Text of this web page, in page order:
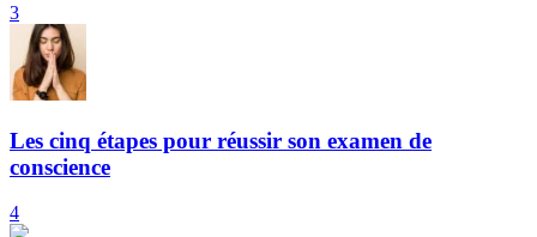
3
Les cinq étapes pour réussir son examen de
conscience
4